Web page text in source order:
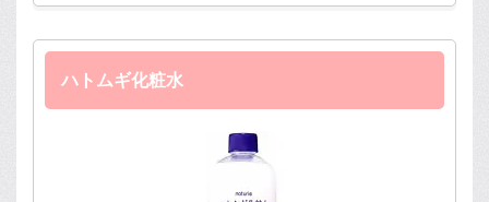
ハトムギ化粧水